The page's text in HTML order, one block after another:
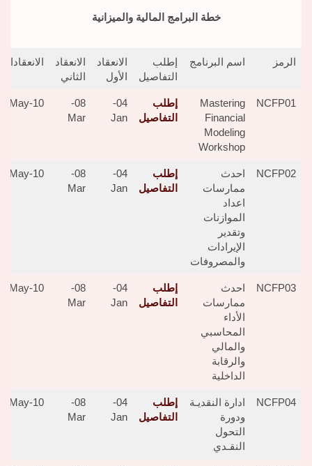
خطة البرامج المالية والميزانية
الرمز اسم البرنامج
إطلب
التفاصيل
الانعقاد
الأول
الانعقاد
الثاني
NCFP01
Mastering
Financial
Modeling
Workshop
إطلب
التفاصيل
04-
Jan
08-
Mar
10-May
NCFP02
احدث
ممارسات
اعداد
الموازنات
وتقدير
الإيرادات
والمصروفات
إطلب
التفاصيل
04-
Jan
08-
Mar
10-May
NCFP03
احدث
ممارسات
الأداء
المحاسبي
والمالي
والرقابة
الداخلية
إطلب
التفاصيل
04-
Jan
08-
Mar
10-May
NCFP04
ادارة النقديـة
ودورة
التحول
النقـدي
إطلب
التفاصيل
04-
Jan
08-
Mar
10-May